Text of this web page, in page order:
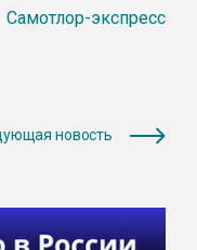
Самотлор-экспресс
новость